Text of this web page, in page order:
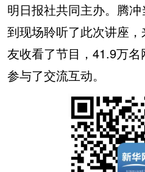
明日报社共同主办。腾
到现场聆听了此次讲座
友收看了节目，41.9万
参与了交流互动。